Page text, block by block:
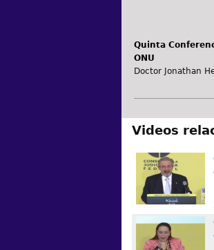
Quinta
ONU
Doctor Jonathan
Videos